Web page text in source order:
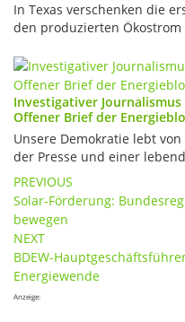
In Texas verschenken die
den produzierten
Investigativer
Offener Brief der
Unsere Demokratie lebt
der Presse und einer
Post
navigation
PREVIOUS
Solar-Förderung:
bewegen
NEXT
BDEW-
Energiewende
Anzeige: